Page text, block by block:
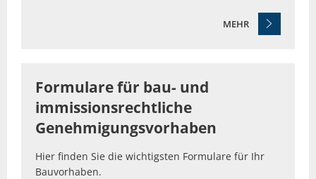
MEHR
Formulare für bau- und
immissionsrechtliche
Genehmigungsvorhaben
Hier finden Sie die wichtigsten Formulare für Ihr
Bauvorhaben.